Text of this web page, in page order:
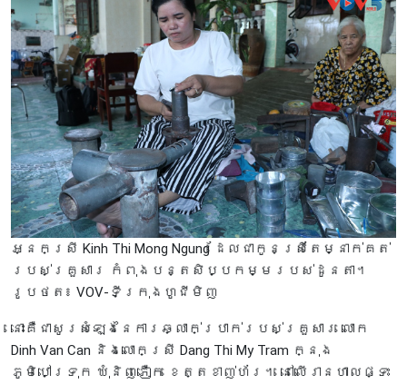
អ្នកស្រី Kinh Thi Mong Ngung ដែលជាកូនស្រីតែម្នាក់គត់
របស់គ្រួសារ កំពុងបន្តសិប្បកម្មរបស់ដូនតា។
រូបថត៖ VOV-ទីក្រុងហូជីមិញ
នោះគឺជាសូរសំឡេងនៃការឆ្លាក់ប្រាក់របស់គ្រួសារ លោក
Dinh Van Can និងលោកស្រី Dang Thi My Tram ក្នុង
ភូមិបៅទ្រុក ឃុំនិញភឿក ខេត្តខាញ់ហ័រ។ នៅលើរានហាលផ្ទះ